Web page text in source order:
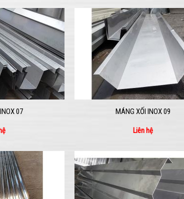
07 MÁNG XỐI INOX 09
Liên hệ